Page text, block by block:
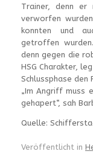
Trainer, denn er
verworfen
konnten und
getroffen
denn gegen die
HSG Charakter,
Schlussphase den
„Im Angriff muss
gehapert“, sah
Quelle:
Veröffentlicht in